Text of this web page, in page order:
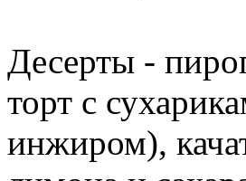
Десерты -
торт с
инжиром),